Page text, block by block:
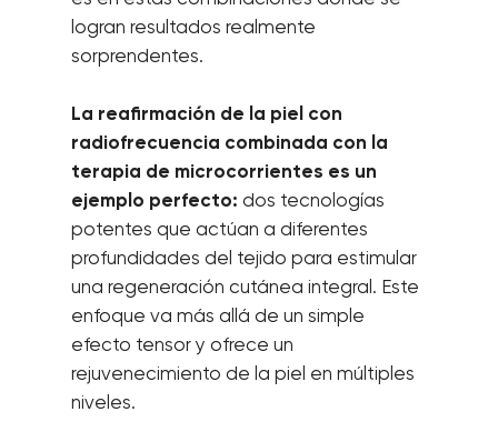
logran resultados realmente
sorprendentes.
La reafirmación de la piel con
radiofrecuencia combinada con la
terapia de microcorrientes es un
ejemplo perfecto: dos tecnologías
potentes que actúan a diferentes
profundidades del tejido para estimular
una regeneración cutánea integral. Este
enfoque va más allá de un simple
efecto tensor y ofrece un
rejuvenecimiento de la piel en múltiples
niveles.